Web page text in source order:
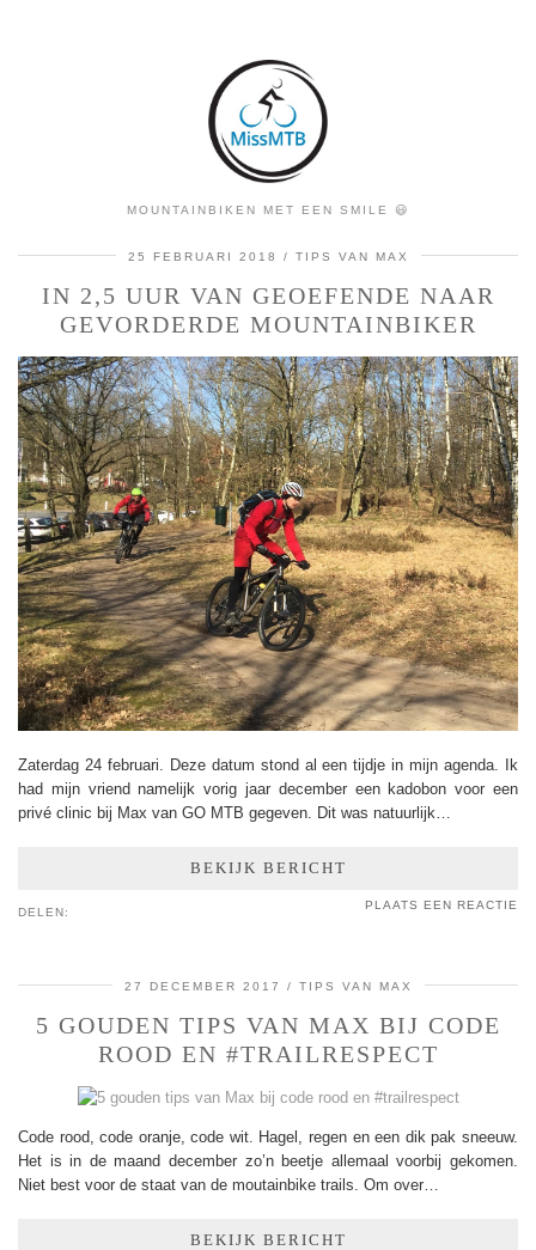
MOUNTAINBIKEN MET EEN SMILE 😃
25 FEBRUARI 2018 TIPS VAN MAX
IN 2,5 UUR VAN GEOEFENDE NAAR
GEVORDERDE MOUNTAINBIKER
Zaterdag 24 februari. Deze datum stond al een tijdje in mijn agenda. Ik
had mijn vriend namelijk vorig jaar december een kadobon voor een
privé clinic bij Max van GO MTB gegeven. Dit was natuurlijk…
BEKIJK BERICHT
DELEN:
PLAATS EEN REACTIE
27 DECEMBER 2017 TIPS VAN MAX
5 GOUDEN TIPS VAN MAX BIJ CODE
ROOD EN #TRAILRESPECT
Code rood, code oranje, code wit. Hagel, regen en een dik pak sneeuw.
Het is in de maand december zo’n beetje allemaal voorbij gekomen.
Niet best voor de staat van de moutainbike trails. Om over…
BEKIJK BERICHT